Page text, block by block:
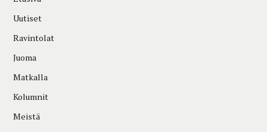
Uutiset
Ravintolat
Juoma
Matkalla
Kolumnit
Meistä